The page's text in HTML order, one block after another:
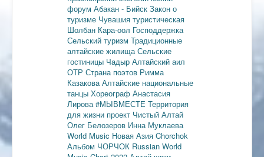
форум Абакан - Бийск Закон о
туризме Чувашия туристическая
Шолбан Кара-оол Господдержка
Сельский туризм Традиционные
алтайские жилища Сельские
гостиницы Чадыр Алтайский аил
ОТР Страна поэтов Римма
Казакова Алтайские национальные
танцы Хореограф Анастасия
Лирова #МЫВМЕСТЕ Территория
для жизни проект Чистый Алтай
Олег Белозеров Инна Муклаева
World Music Новая Азия Chorchok
Альбом ЧОРЧОК Russian World